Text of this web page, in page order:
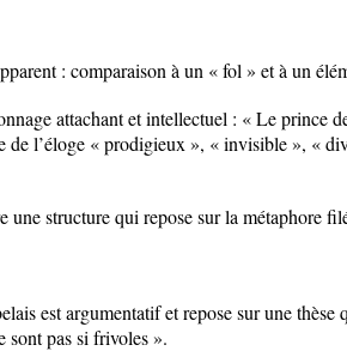
: comparaison à un « fol » et à un
attachant et intellectuel : « Le prince
de l’éloge « prodigieux », « invisible », «
une structure qui repose sur la métaphore
est argumentatif et repose sur une thèse
sont pas si frivoles ».